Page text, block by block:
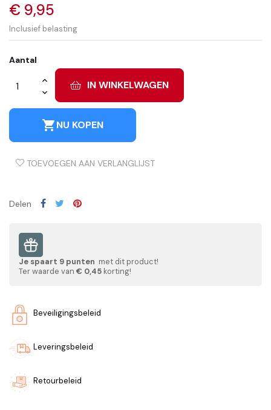
€ 9,95
Inclusief belasting
Aantal
IN WINKELWAGEN
shopping_cartNU KOPEN
TOEVOEGEN AAN VERLANGLIJST
Delen
Je spaart 9 punten met dit product!
Ter waarde van € 0,45 korting!
Beveiligingsbeleid
Leveringsbeleid
Retourbeleid